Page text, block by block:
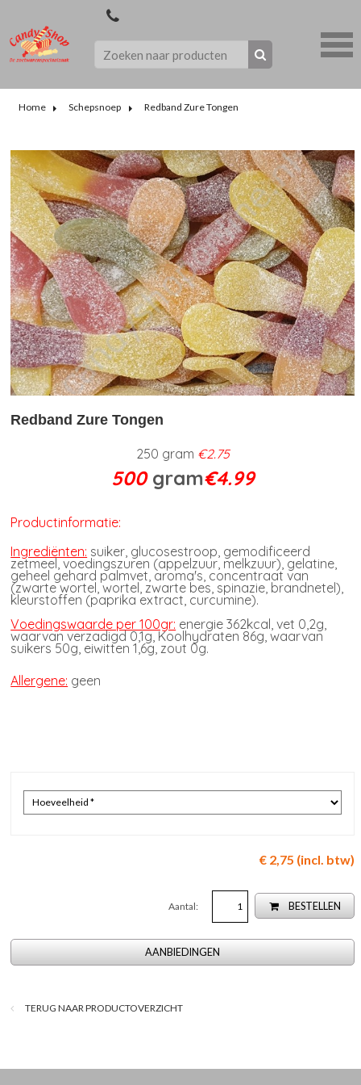
Home Schepsnoep Redband Zure Tongen
Redband Zure Tongen
250 gram €2.75
500 gram€4.99
Productinformatie:
Ingrediënten: suiker, glucosestroop, gemodificeerd
zetmeel, voedingszuren (appelzuur, melkzuur), gelatine,
geheel gehard palmvet, aroma's, concentraat van
(zwarte wortel, wortel, zwarte bes, spinazie, brandnetel),
kleurstoffen (paprika extract, curcumine).
Voedingswaarde per 100gr: energie 362kcal, vet 0,2g,
waarvan verzadigd 0,1g, Koolhydraten 86g, waarvan
suikers 50g, eiwitten 1,6g, zout 0g.
Allergene: geen
€ 2,75 (incl. btw)
Aantal: BESTELLEN
AANBIEDINGEN
TERUG NAAR PRODUCTOVERZICHT